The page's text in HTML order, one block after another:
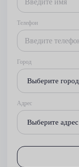
Телефон
Город
Выберите город
Адрес
Выберите адрес